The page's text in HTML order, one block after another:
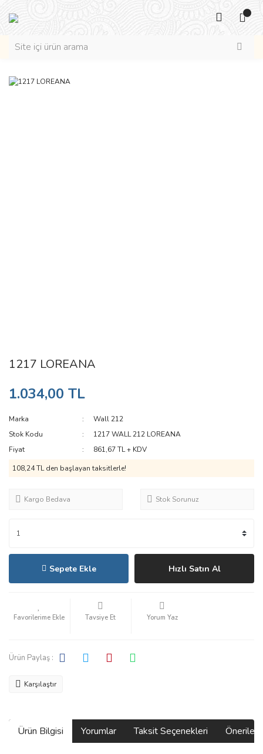
1217 LOREANA
1.034,00 TL
Marka
Wall 212
Stok Kodu
1217 WALL 212 LOREANA
Fiyat
861,67 TL + KDV
108,24 TL den başlayan taksitlerle!
Kargo Bedava Stok Sorunuz
Sepete Ekle Hızlı Satın Al
Tavsiye Et Yorum Yaz
Ürün Paylaş :
Karşılaştır
Ürün Bilgisi Yorumlar Taksit Seçenekleri